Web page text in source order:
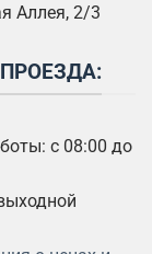
Аллея, 2/3
с 08:00 до